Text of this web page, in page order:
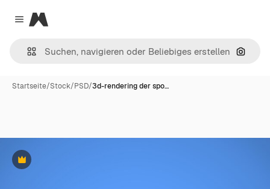
Close menu
Magnific
Nach
Startseite/Stock/PSD/3d-rendering der spo…
Premium